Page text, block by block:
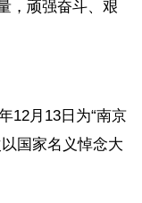
，顽强奋斗、艰
12月13日为“南京
国家名义悼念大